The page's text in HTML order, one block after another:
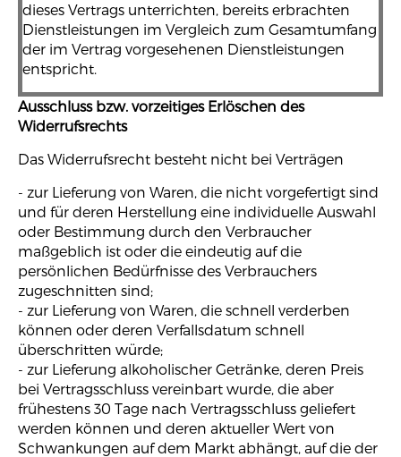
dieses Vertrags unterrichten, bereits erbrachten
Dienstleistungen im Vergleich zum Gesamtumfang
der im Vertrag vorgesehenen Dienstleistungen
entspricht.
Ausschluss bzw. vorzeitiges Erlöschen des
Widerrufsrechts
Das Widerrufsrecht besteht nicht bei Verträgen
- zur Lieferung von Waren, die nicht vorgefertigt sind
und für deren Herstellung eine individuelle Auswahl
oder Bestimmung durch den Verbraucher
maßgeblich ist oder die eindeutig auf die
persönlichen Bedürfnisse des Verbrauchers
zugeschnitten sind;
- zur Lieferung von Waren, die schnell verderben
können oder deren Verfallsdatum schnell
überschritten würde;
- zur Lieferung alkoholischer Getränke, deren Preis
bei Vertragsschluss vereinbart wurde, die aber
frühestens 30 Tage nach Vertragsschluss geliefert
werden können und deren aktueller Wert von
Schwankungen auf dem Markt abhängt, auf die der